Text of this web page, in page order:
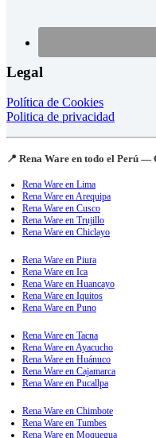
Legal
Política de Cookies
Politica de privacidad
📍 Rena Ware en todo el Perú
Rena Ware en Lima
Rena Ware en Arequipa
Rena Ware en Cusco
Rena Ware en Trujillo
Rena Ware en Chiclayo
Rena Ware en Piura
Rena Ware en Ica
Rena Ware en Huancayo
Rena Ware en Iquitos
Rena Ware en Puno
Rena Ware en Tacna
Rena Ware en Ayacucho
Rena Ware en Huánuco
Rena Ware en Cajamarca
Rena Ware en Pucallpa
Rena Ware en Chimbote
Rena Ware en Tumbes
Rena Ware en Moquegua